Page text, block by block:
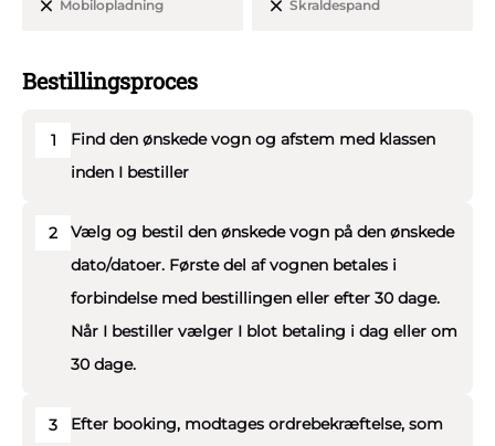
bestemmer selv, hvor meget vi kører og holder stille. Der
og godkendt efter lovens forskrifter og alle vore søde
chauffører har EU-bevis. Vi vedligeholder løbende vores
studentervogne og de bliver én gang om året synet og
godkendt.
Mobilopladning Skraldespand
Bestillingsproces
1
Find den ønskede vogn og afstem med klassen
inden I bestiller
2
Vælg og bestil den ønskede vogn på den ønskede
dato/datoer. Første del af vognen betales i
forbindelse med bestillingen eller efter 30 dage.
Når I bestiller vælger I blot betaling i dag eller om
30 dage.
3
Efter booking, modtages ordrebekræftelse, som